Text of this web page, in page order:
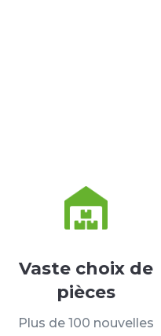
Vaste choix de
pièces
Plus de 100 nouvelles